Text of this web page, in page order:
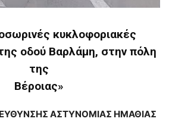
κυκλοφοριακές
οδού Βαρλάμη, στην πόλη
της
Βέροιας»
ΑΣΤΥΝΟΜΙΑΣ ΗΜΑΘΙΑΣ